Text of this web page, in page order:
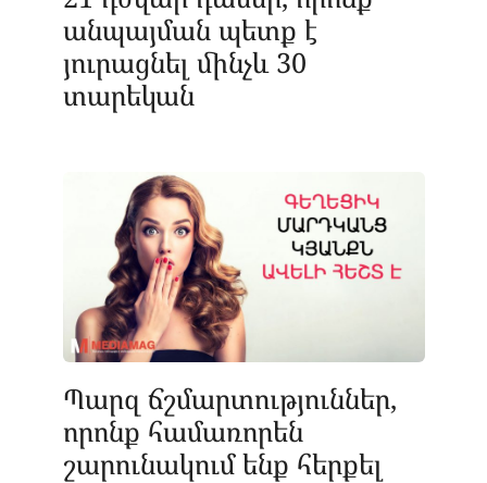
անպայման պետք է
յուրացնել մինչև 30
տարեկան
Պարզ ճշմարտություններ,
որոնք համառորեն
շարունակում ենք հերքել